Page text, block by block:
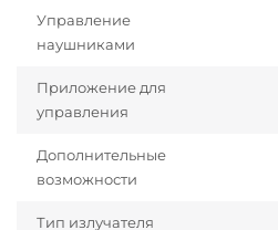
Управление
наушниками
Приложение для
управления
Дополнительные
возможности
Тип излучателя